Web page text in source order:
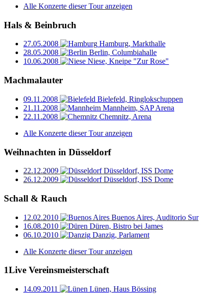
Alle Konzerte dieser Tour anzeigen
Hals & Beinbruch
27.05.2008
Hamburg, Markthalle
28.05.2008
Berlin, Columbiahalle
10.06.2008
Niese, Kneipe "Zur Rose"
Machmalauter
09.11.2008
Bielefeld, Ringlokschuppen
21.11.2008
Mannheim, SAP Arena
22.11.2008
Chemnitz, Arena
Alle Konzerte dieser Tour anzeigen
Weihnachten in Düsseldorf
22.12.2009
Düsseldorf, ISS Dome
26.12.2009
Düsseldorf, ISS Dome
Schall & Rauch
12.02.2010
Buenos Aires, Auditorio Sur
16.08.2010
Düren, Bistro bei James
06.10.2010
Danzig, Parlament
Alle Konzerte dieser Tour anzeigen
1Live Vereinsmeisterschaft
14.09.2011 Lünen, Haus Bössing